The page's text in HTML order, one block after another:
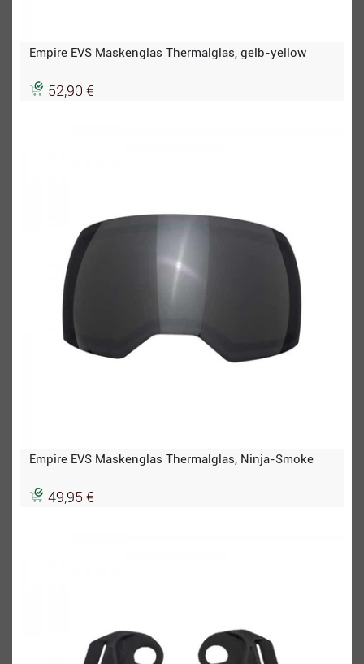
Empire EVS Maskenglas Thermalglas, gelb-yellow
52,90 €
Empire EVS Maskenglas Thermalglas, Ninja-Smoke
49,95 €